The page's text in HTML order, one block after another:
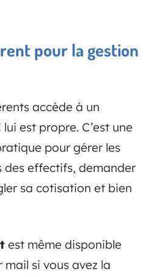
pour la gestion
accède à un
lui est propre. C’est une
pour gérer les
des effectifs, demander
sa cotisation et bien
est même disponible
si vous avez la